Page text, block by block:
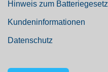
Hinweis zum Batteriegesetz
Kundeninformationen
Datenschutz